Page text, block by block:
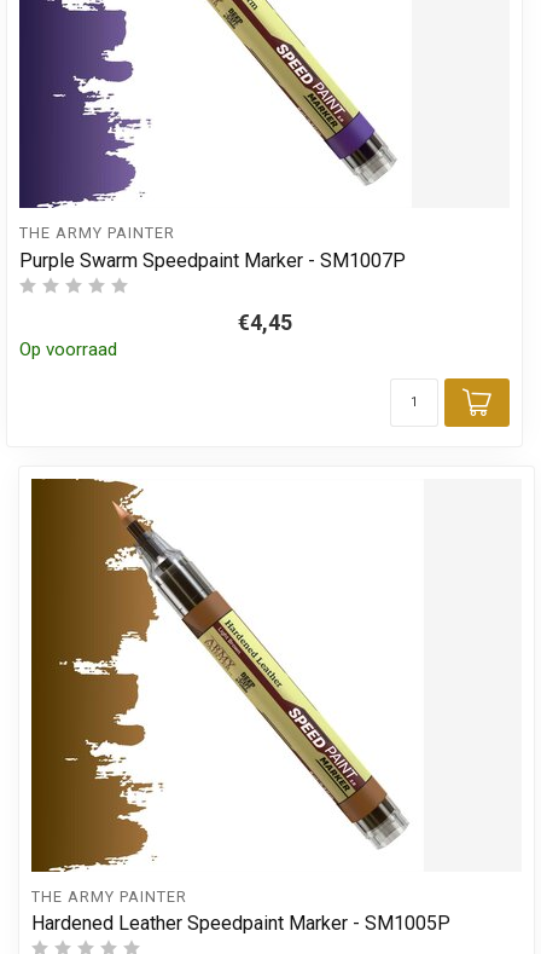
THE ARMY PAINTER
Purple Swarm Speedpaint Marker - SM1007P
€4,45
Op voorraad
THE ARMY PAINTER
Hardened Leather Speedpaint Marker - SM1005P